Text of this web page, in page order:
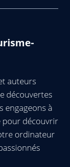
auteurs
découvertes
engageons à
pour découvrir
ordinateur